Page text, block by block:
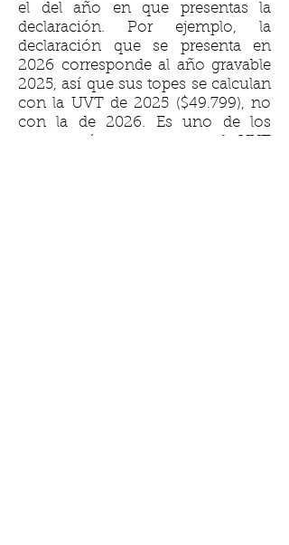
el del año en que presentas la
declaración. Por ejemplo, la
declaración que se presenta en
2026 corresponde al año gravable
2025, así que sus topes se calculan
con la UVT de 2025 ($49.799), no
con la de 2026. Es uno de los